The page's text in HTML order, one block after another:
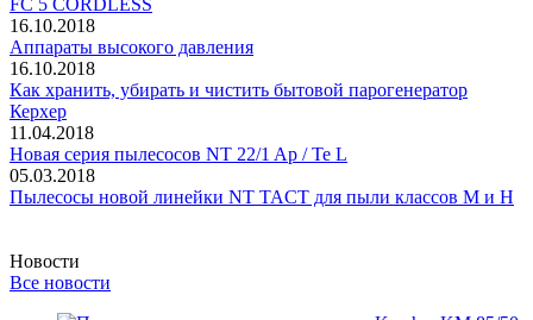
16.10.2018
Аппараты высокого давления
16.10.2018
Как хранить, убирать и чистить бытовой парогенератор
Керхер
11.04.2018
Новая серия пылесосов NT 22/1 Ap / Te L
05.03.2018
Пылесосы новой линейки NT TACT для пыли классов M и H
Новости
Все новости